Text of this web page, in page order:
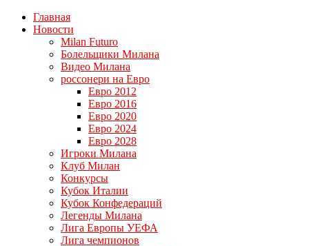
Главная
Новости
Milan Futuro
Болельщики Милана
Видео Милана
россонери на Евро
Евро 2012
Евро 2016
Евро 2020
Евро 2024
Евро 2028
Игроки Милана
Клуб Милан
Конкурсы
Кубок Италии
Кубок Конфедераций
Легенды Милана
Лига Европы УЕФА
Лига чемпионов